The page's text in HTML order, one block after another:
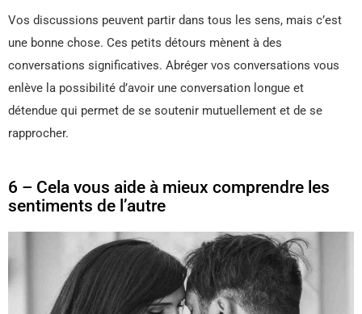
Vos discussions peuvent partir dans tous les sens, mais c’est
une bonne chose. Ces petits détours mènent à des
conversations significatives. Abréger vos conversations vous
enlève la possibilité d’avoir une conversation longue et
détendue qui permet de se soutenir mutuellement et de se
rapprocher.
6 – Cela vous aide à mieux comprendre les
sentiments de l’autre